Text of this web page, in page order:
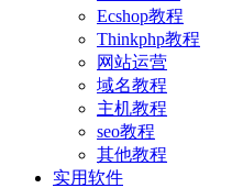
Ecshop教程
Thinkphp教程
网站运营
域名教程
主机教程
seo教程
其他教程
实用软件